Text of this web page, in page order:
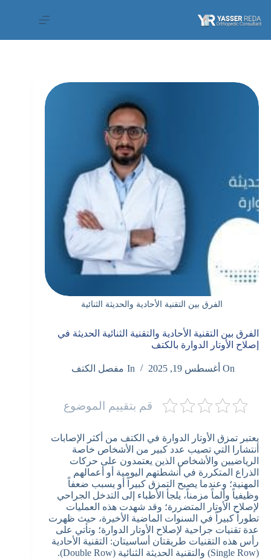
إلى
المحتوى
الفرق بين التقنية الأحادية والحديثة الثنائية
الفرق بين التقنية الأحادية والتقنية الثنائية الحديثة في
إصلاح الأوتار الدوارة بالكتف
On أغسطس 19, 2025 In مفصل الكتف
قم بتقييم الموضوع
يعتبر تمزق الأوتار الدوارة في الكتف من أكثر الإصابات
أنتشارا التي تصيب عدد كبير من الأشخاص خاصة
الرياضيين والأشخاص الذين يعتمدون على حركات
الذراع المتكررة في أنشطتهم اليومية أو أعمالهم
المهنية؛ وعندما يصبح التمزق كبيراً أو يسبب ضعفاً
وظيفياً وألماً مزمناً، يلجأ الأطباء إلى التدخل الجراحي
لإصلاح الأوتار المتضررة؛ وقد شهدت هذه العمليات
تطوراً كبيراً في السنوات الماضية الأخيرة، حيث ظهرت
عدة تقنيات جراحية لإصلاح الأوتار الدوارة؛ وتأتي على
رأس هذه التقنيات طريقتان أساسيتان: التقنية الأحادية
(Single Row) والتقنية الحديثة الثنائية (Double Row).